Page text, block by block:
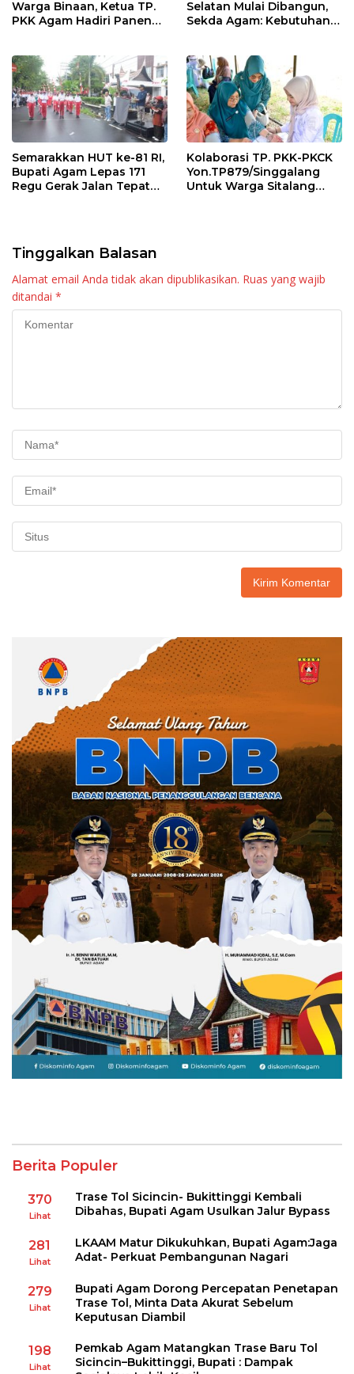
Warga Binaan, Ketua TP.
PKK Agam Hadiri Panen
Selatan Mulai Dibangun,
Sekda Agam: Kebutuhan
Semarakkan HUT ke-81 RI,
Bupati Agam Lepas 171
Regu Gerak Jalan Tepat
Kolaborasi TP. PKK-PKCK
Yon.TP879/Singgalang
Untuk Warga Sitalang
Tinggalkan Balasan
Alamat email Anda tidak akan dipublikasikan. Ruas yang wajib
ditandai *
Berita Populer
370
Lihat
Trase Tol Sicincin- Bukittinggi Kembali
Dibahas, Bupati Agam Usulkan Jalur Bypass
281
Lihat
LKAAM Matur Dikukuhkan, Bupati Agam:Jaga
Adat- Perkuat Pembangunan Nagari
279
Lihat
Bupati Agam Dorong Percepatan Penetapan
Trase Tol, Minta Data Akurat Sebelum
Keputusan Diambil
198
Lihat
Pemkab Agam Matangkan Trase Baru Tol
Sicincin–Bukittinggi, Bupati : Dampak